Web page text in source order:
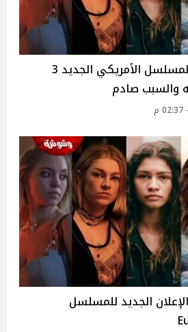
هجوم شرس على المسلسل الأمريكي الجديد 3
الجديد للمسلسل